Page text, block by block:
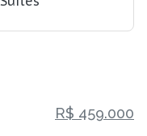
R$ 459.000